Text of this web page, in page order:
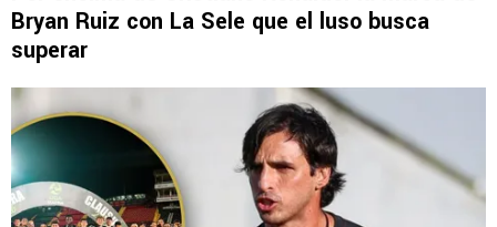
Bryan Ruiz con La Sele que el luso busca
superar